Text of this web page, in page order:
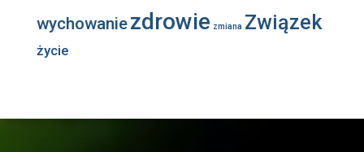
wychowaniezdrowie zmiana Związek
życie